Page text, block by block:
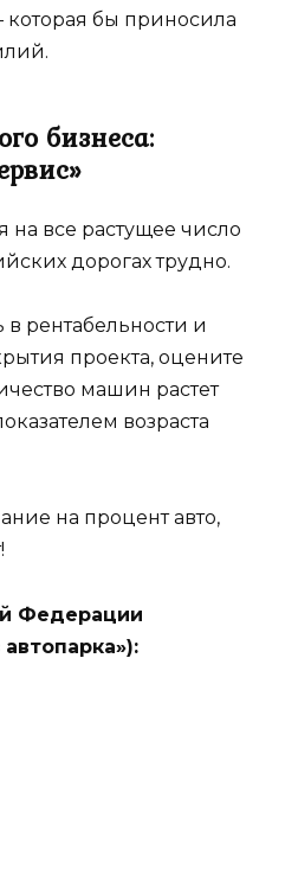
которая бы приносила
бизнеса:
на все растущее число
дорогах трудно.
рентабельности и
проекта, оцените
машин растет
возраста
на процент авто,
Федерации